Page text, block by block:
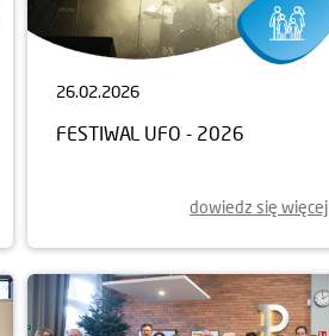
26.02.2026
FESTIWAL UFO - 2026
dowiedz się więcej